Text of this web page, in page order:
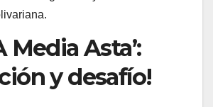
Media Asta’:
y desafío!